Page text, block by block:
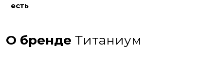
есть
О бренде Титаниум